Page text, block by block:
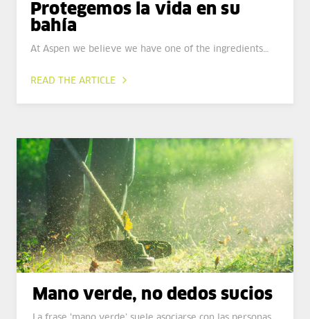
Protegemos la vida en su
bahía
At Aspen we believe we have one of the ingredients…
READ THE ARTICLE
Mano verde, no dedos sucios